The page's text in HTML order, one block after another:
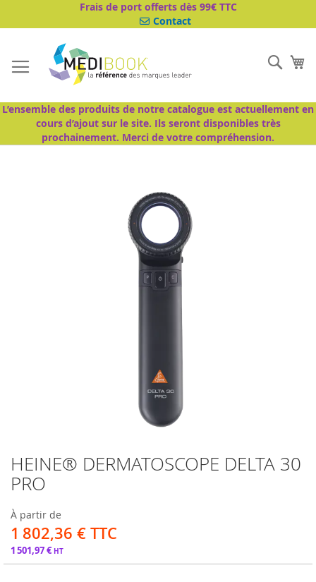
Frais de port offerts dès 99€ TTC
Contact
L’ensemble des produits de notre catalogue est actuellement en
cours d’ajout sur le site. Ils seront disponibles très
prochainement. Merci de votre compréhension.
HEINE® DERMATOSCOPE DELTA 30
PRO
À partir de
1 802,36 €
1 501,97 €
Passer
au
début
la
Galerie
d’images